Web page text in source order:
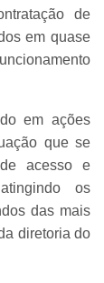
de
em quase
em ações
que se
acesso e
os
das mais
diretoria do